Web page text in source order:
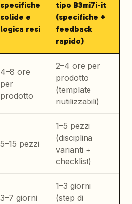
specifiche
solide e
logica resi
tipo B3mi7i-it
(specifiche +
feedback
rapido)
4–8 ore
per
prodotto
2–4 ore per
prodotto
(template
riutilizzabili)
5–15 pezzi
1–5 pezzi
(disciplina
varianti +
checklist)
3–7 giorni
1–3 giorni
(step di